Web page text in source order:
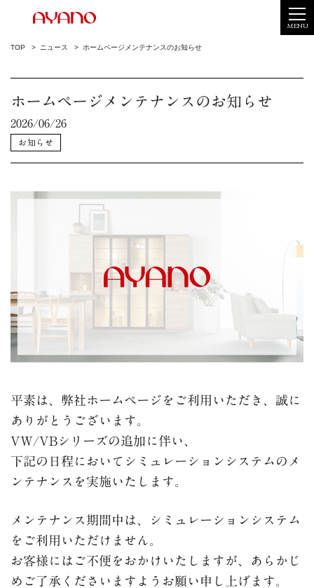
MENU
TOP ニュース ホームページメンテナンスのお知らせ
ホームページメンテナンスのお知らせ
2026/06/26
お知らせ
平素は、弊社ホームページをご利用いただき、誠に
ありがとうございます。
VW/VBシリーズの追加に伴い、
下記の日程においてシミュレーションシステムのメ
ンテナンスを実施いたします。
メンテナンス期間中は、シミュレーションシステム
をご利用いただけません。
お客様にはご不便をおかけいたしますが、あらかじ
めご了承くださいますようお願い申し上げます。